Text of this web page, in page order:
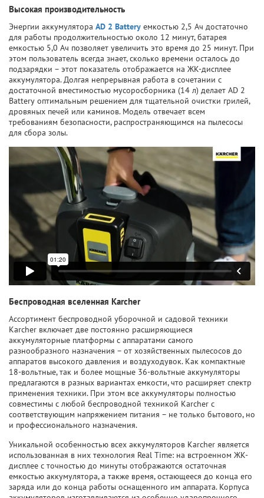
Высокая производительность
Энергии аккумулятора AD 2 Battery емкостью 2,5 Ач достаточно
для работы продолжительностью около 12 минут, батарея
емкостью 5,0 Ач позволяет увеличить это время до 25 минут. При
этом пользователь всегда знает, сколько времени осталось до
подзарядки – этот показатель отображается на ЖК-дисплее
аккумулятора. Долгая непрерывная работа в сочетании с
достаточной вместимостью мусоросборника (14 л) делает AD 2
Battery оптимальным решением для тщательной очистки грилей,
дровяных печей или каминов. Модель отвечает всем
требованиям безопасности, распространяющимся на пылесосы
для сбора золы.
Беспроводная вселенная Karcher
Ассортимент беспроводной уборочной и садовой техники
Karcher включает две постоянно расширяющиеся
аккумуляторные платформы с аппаратами самого
разнообразного назначения – от хозяйственных пылесосов до
аппаратов высокого давления и воздуходувок. Как компактные
18-вольтные, так и более мощные 36-вольтные аккумуляторы
предлагаются в разных вариантах емкости, что расширяет спектр
применения техники. При этом все аккумуляторы полностью
совместимы с любой беспроводной техникой Karcher с
соответствующим напряжением питания – не только бытового, но
и профессионального назначения.
Уникальной особенностью всех аккумуляторов Karcher является
использованная в них технология Real Time: на встроенном ЖК-
дисплее с точностью до минуты отображаются остаточная
емкостью аккумулятора, а также время, остающееся до конца его
заряда или до конца работы оснащенного им аппарата. Корпуса